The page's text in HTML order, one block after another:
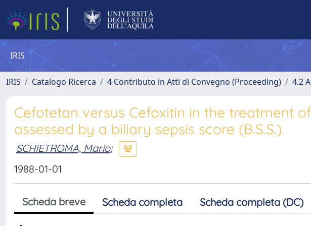
IRIS
IRIS Catalogo Ricerca 4 Contributo in Atti di Convegno (Proceeding) 4.2
Cefotetan versus Cefoxitin in the treatment
assessed by a biliary sepsis score (B.S.S.).
SCHIETROMA, Mario;
1988-01-01
Scheda breve Scheda completa Scheda completa (DC)